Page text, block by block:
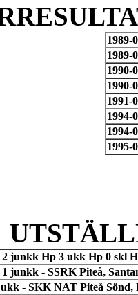
1989-
1989-
1990-
1990-
1991-
1994-
1994-
1995-
junkk Hp 3 ukk Hp 0 skl
junkk - SSRK Piteå,
- SKK NAT Piteå Sönd,